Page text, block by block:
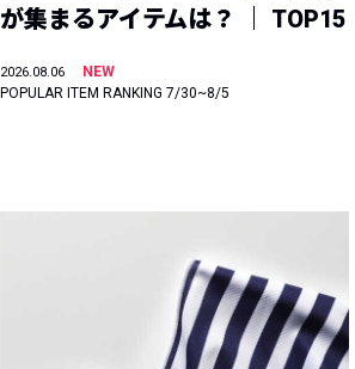
が集まるアイテムは？ ｜ TOP15
2026.08.06
NEW
POPULAR ITEM RANKING 7/30~8/5